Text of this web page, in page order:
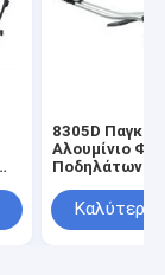
8305D
Αλουμίνιο
Ποδηλάτων
για το
Καλύτερη